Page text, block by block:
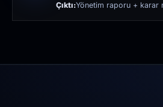
Çıktı:Yönetim raporu + karar